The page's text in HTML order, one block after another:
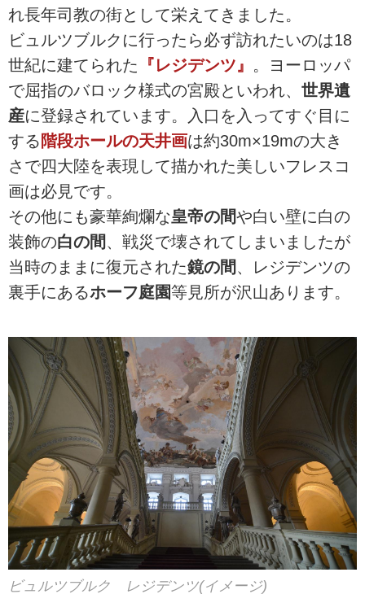
れ長年司教の街として栄えてきました。
ビュルツブルクに行ったら必ず訪れたいのは18
世紀に建てられた 『レジデンツ』 。ヨーロッパ
で屈指のバロック様式の宮殿といわれ、 世界遺
産に登録されています。入口を入ってすぐ目に
する 階段ホールの天井画は約30m×19mの大き
さで四大陸を表現して描かれた美しいフレスコ
画は必見です。
その他にも豪華絢爛な皇帝の間や白い壁に白の
装飾の白の間 、戦災で壊されてしまいましたが
当時のままに復元された鏡の間 、レジデンツの
裏手にあるホーフ庭園等見所が沢山あります。
ビュルツブルク レジデンツ(イメージ)